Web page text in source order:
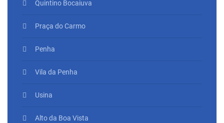
Quintino Bocaiuva
Praça do Carmo
Penha
Vila da Penha
Usina
Alto da Boa Vista